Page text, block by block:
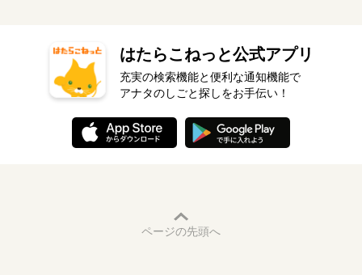
はたらこねっと公式アプリ
充実の検索機能と便利な通知機能で
アナタのしごと探しをお手伝い！
ページの先頭へ